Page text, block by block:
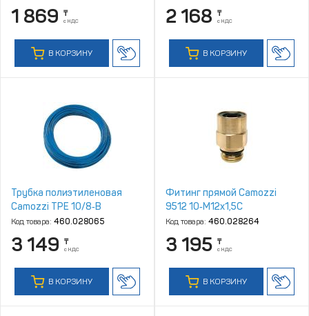
1 869 ₸
с НДС
В КОРЗИНУ
2 168 ₸
с НДС
В КОРЗИНУ
Трубка полиэтиленовая
Camozzi TPE 10/8‑B
Код товара: 460.028065
3 149 ₸
с НДС
В КОРЗИНУ
Фитинг прямой Camozzi
9512 10‑M12x1,5C
Код товара: 460.028264
3 195 ₸
с НДС
В КОРЗИНУ